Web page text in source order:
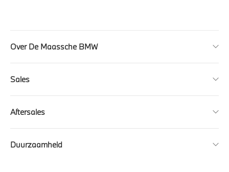
Over De Maassche BMW
Sales
Aftersales
Duurzaamheid